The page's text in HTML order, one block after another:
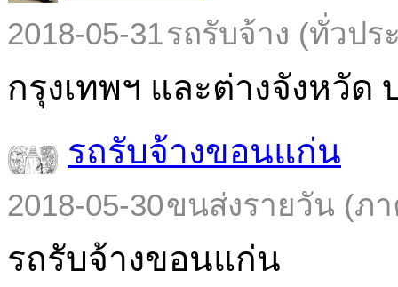
2018-05-31รถรับจ้าง (ทั่วปร
กรุงเทพฯ และต่างจังหวัด
รถรับจ้างขอนแก่น
2018-05-30ขนส่งรายวัน (ภ
รถรับจ้างขอนแก่น